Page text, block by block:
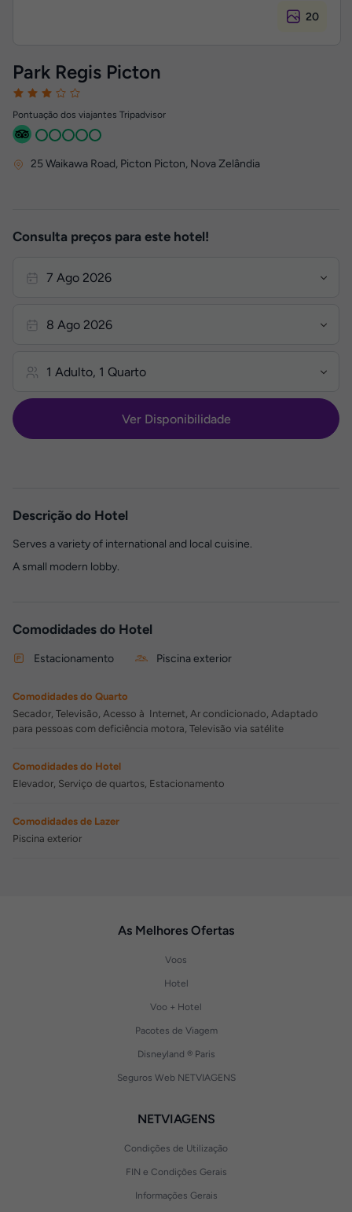
20
Park Regis Picton
Pontuação dos viajantes Tripadvisor
25 Waikawa Road, Picton Picton, Nova Zelândia
Consulta preços para este hotel!
Ver Disponibilidade
Descrição do Hotel
Serves a variety of international and local cuisine.
A small modern lobby.
Comodidades do Hotel
Estacionamento Piscina exterior
Comodidades do Quarto
Secador, Televisão, Acesso à Internet, Ar condicionado, Adaptado
para pessoas com deficiência motora, Televisão via satélite
Comodidades do Hotel
Elevador, Serviço de quartos, Estacionamento
Comodidades de Lazer
Piscina exterior
As Melhores Ofertas
Voos
Hotel
Voo + Hotel
Pacotes de Viagem
Disneyland ® Paris
Seguros Web NETVIAGENS
NETVIAGENS
Condições de Utilização
FIN e Condições Gerais
Informações Gerais